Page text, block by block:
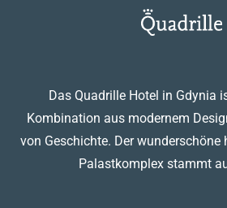
Das Quadrille Hotel in Gdynia
Kombination aus modernem
von Geschichte. Der wunderschöne
Palastkomplex stammt